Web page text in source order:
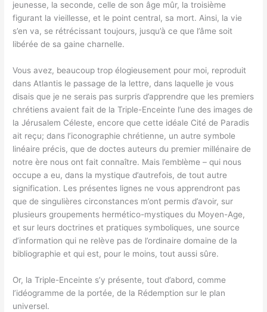
jeunesse, la seconde, celle de son âge mûr, la troisième
figurant la vieillesse, et le point central, sa mort. Ainsi, la vie
s’en va, se rétrécissant toujours, jusqu’à ce que l’âme soit
libérée de sa gaine charnelle.
Vous avez, beaucoup trop élogieusement pour moi, reproduit
dans Atlantis le passage de la lettre, dans laquelle je vous
disais que je ne serais pas surpris d’apprendre que les premiers
chrétiens avaient fait de la Triple-Enceinte l’une des images de
la Jérusalem Céleste, encore que cette idéale Cité de Paradis
ait reçu; dans l’iconographie chrétienne, un autre symbole
linéaire précis, que de doctes auteurs du premier millénaire de
notre ère nous ont fait connaître. Mais l’emblème – qui nous
occupe a eu, dans la mystique d’autrefois, de tout autre
signification. Les présentes lignes ne vous apprendront pas
que de singulières circonstances m’ont permis d’avoir, sur
plusieurs groupements hermético-mystiques du Moyen-Age,
et sur leurs doctrines et pratiques symboliques, une source
d’information qui ne relève pas de l’ordinaire domaine de la
bibliographie et qui est, pour le moins, tout aussi sûre.
Or, la Triple-Enceinte s’y présente, tout d’abord, comme
l’idéogramme de la portée, de la Rédemption sur le plan
universel.